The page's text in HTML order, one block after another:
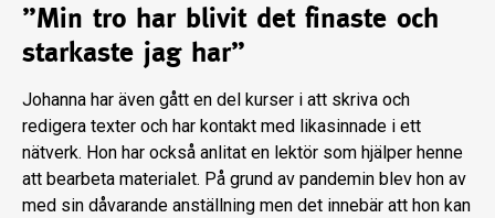
”Min tro har blivit det finaste och
starkaste jag har”
Johanna har även gått en del kurser i att skriva och
redigera texter och har kontakt med likasinnade i ett
nätverk. Hon har också anlitat en lektör som hjälper henne
att bearbeta materialet. På grund av pandemin blev hon av
med sin dåvarande anställning men det innebär att hon kan